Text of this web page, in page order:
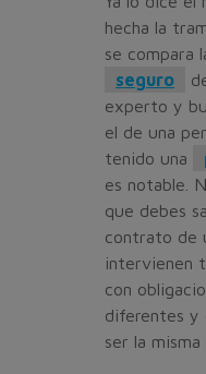
hecha la
se compara
seguro
experto y
el de una
tenido una
es notable.
que debes
contrato de
intervienen
con
diferentes y
ser la misma